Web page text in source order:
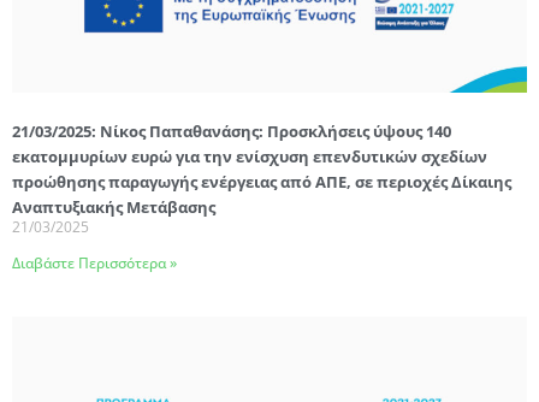
21/03/2025: Νίκος Παπαθανάσης: Προσκλήσεις ύψους 140
εκατομμυρίων ευρώ για την ενίσχυση επενδυτικών σχεδίων
προώθησης παραγωγής ενέργειας από ΑΠΕ, σε περιοχές Δίκαιης
Αναπτυξιακής Μετάβασης
21/03/2025
Διαβάστε Περισσότερα »